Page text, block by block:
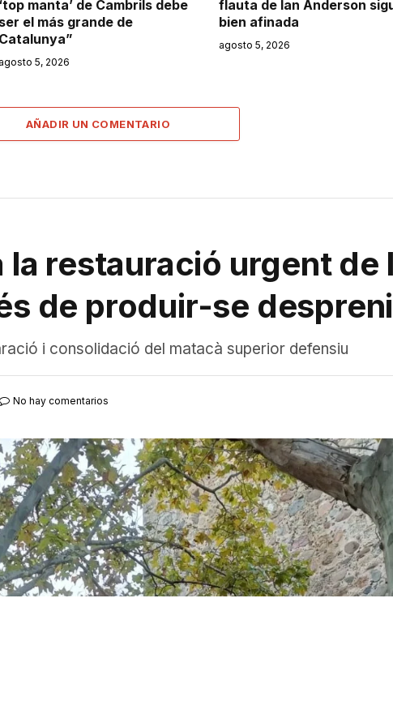
‘top manta’ de Cambrils debe
ser el más grande de
Catalunya”
agosto 5, 2026
flauta de Ian Anderson
bien afinada
agosto 5, 2026
AÑADIR UN COMENTARIO
la restauració urgent de
de produir-se
i consolidació del matacà superior defensiu
No hay comentarios